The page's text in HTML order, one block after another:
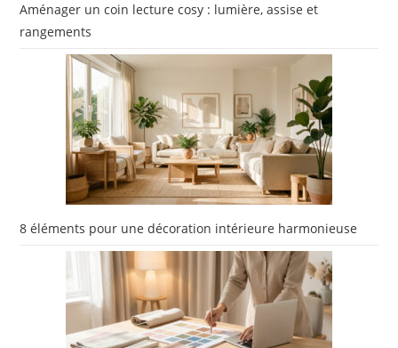
Aménager un coin lecture cosy : lumière, assise et
rangements
8 éléments pour une décoration intérieure harmonieuse